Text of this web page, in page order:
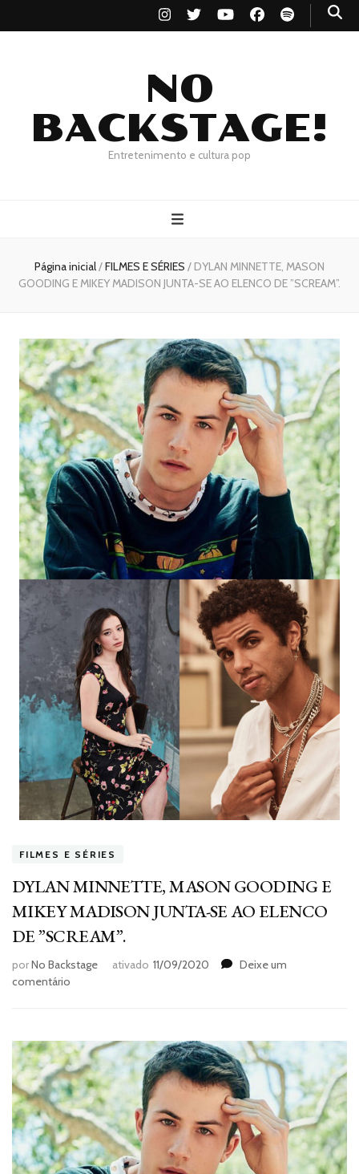
NO
BACKSTAGE!
Entretenimento e cultura pop
Página inicial/FILMES E SÉRIES / DYLAN MINNETTE, MASON
GOODING E MIKEY MADISON JUNTA-SE AO ELENCO DE ”SCREAM”.
FILMES E SÉRIES
DYLAN MINNETTE, MASON GOODING E
MIKEY MADISON JUNTA-SE AO ELENCO
DE ”SCREAM”.
porNo Backstage ativado 11/09/2020
Deixe um
comentário
GOODING
E
MIKEY
MADISON
JUNTA-
SE
AO
ELENCO